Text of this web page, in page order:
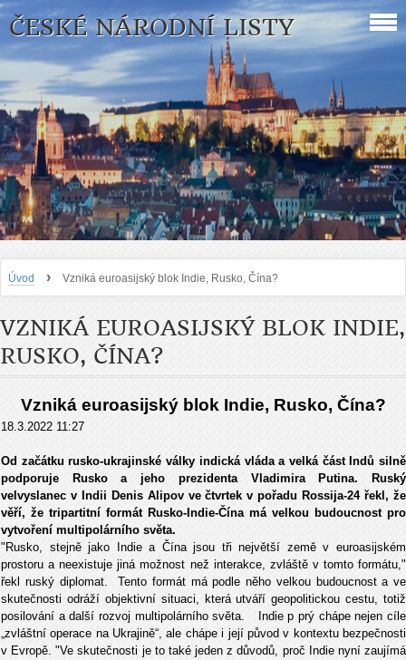
ČESKÉ NÁRODNÍ LISTY
Úvod › Vzniká euroasijský blok Indie, Rusko, Čína?
VZNIKÁ EUROASIJSKÝ BLOK INDIE,
RUSKO, ČÍNA?
Vzniká euroasijský blok Indie, Rusko, Čína?
18.3.2022 11:27
Od začátku rusko-ukrajinské války indická vláda a velká část Indů silně
podporuje Rusko a jeho prezidenta Vladimira Putina. Ruský
velvyslanec v Indii Denis Alipov ve čtvrtek v pořadu Rossija-24 řekl, že
věří, že tripartitní formát Rusko-Indie-Čína má velkou budoucnost pro
vytvoření multipolárního světa.
"Rusko, stejně jako Indie a Čína jsou tři největší země v euroasijském
prostoru a neexistuje jiná možnost než interakce, zvláště v tomto formátu,"
řekl ruský diplomat. Tento formát má podle něho velkou budoucnost a ve
skutečnosti odráží objektivní situaci, která utváří geopolitickou cestu, totiž
posilování a další rozvoj multipolárního světa. Indie p prý chápe nejen cíle
„zvláštní operace na Ukrajině“, ale chápe i její původ v kontextu bezpečnosti
v Evropě. "Ve skutečnosti je to také jeden z důvodů, proč Indie nyní zaujímá